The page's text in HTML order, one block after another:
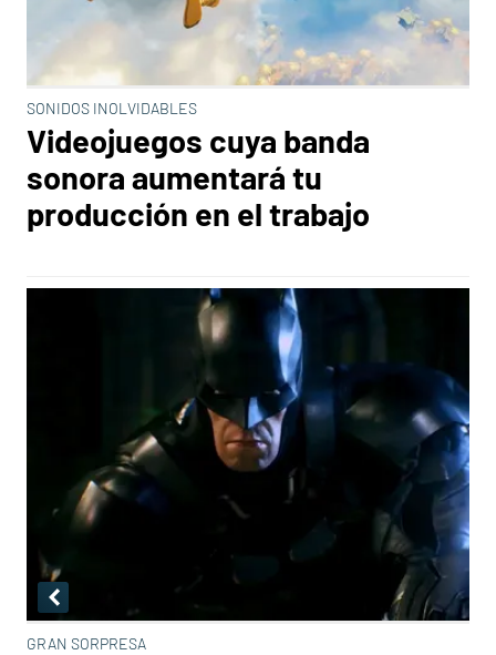
SONIDOS INOLVIDABLES
Videojuegos cuya banda
sonora aumentará tu
producción en el trabajo
GRAN SORPRESA